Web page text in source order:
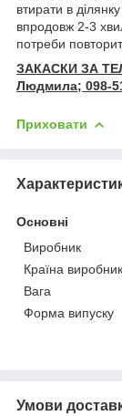
втирати в
впродовж 2-3
потреби
ЗАКАСКИ ЗА
Людмила; 098-
Приховати
Основні
Виробник
Країна виробник
Вага
Форма випуску
Умови